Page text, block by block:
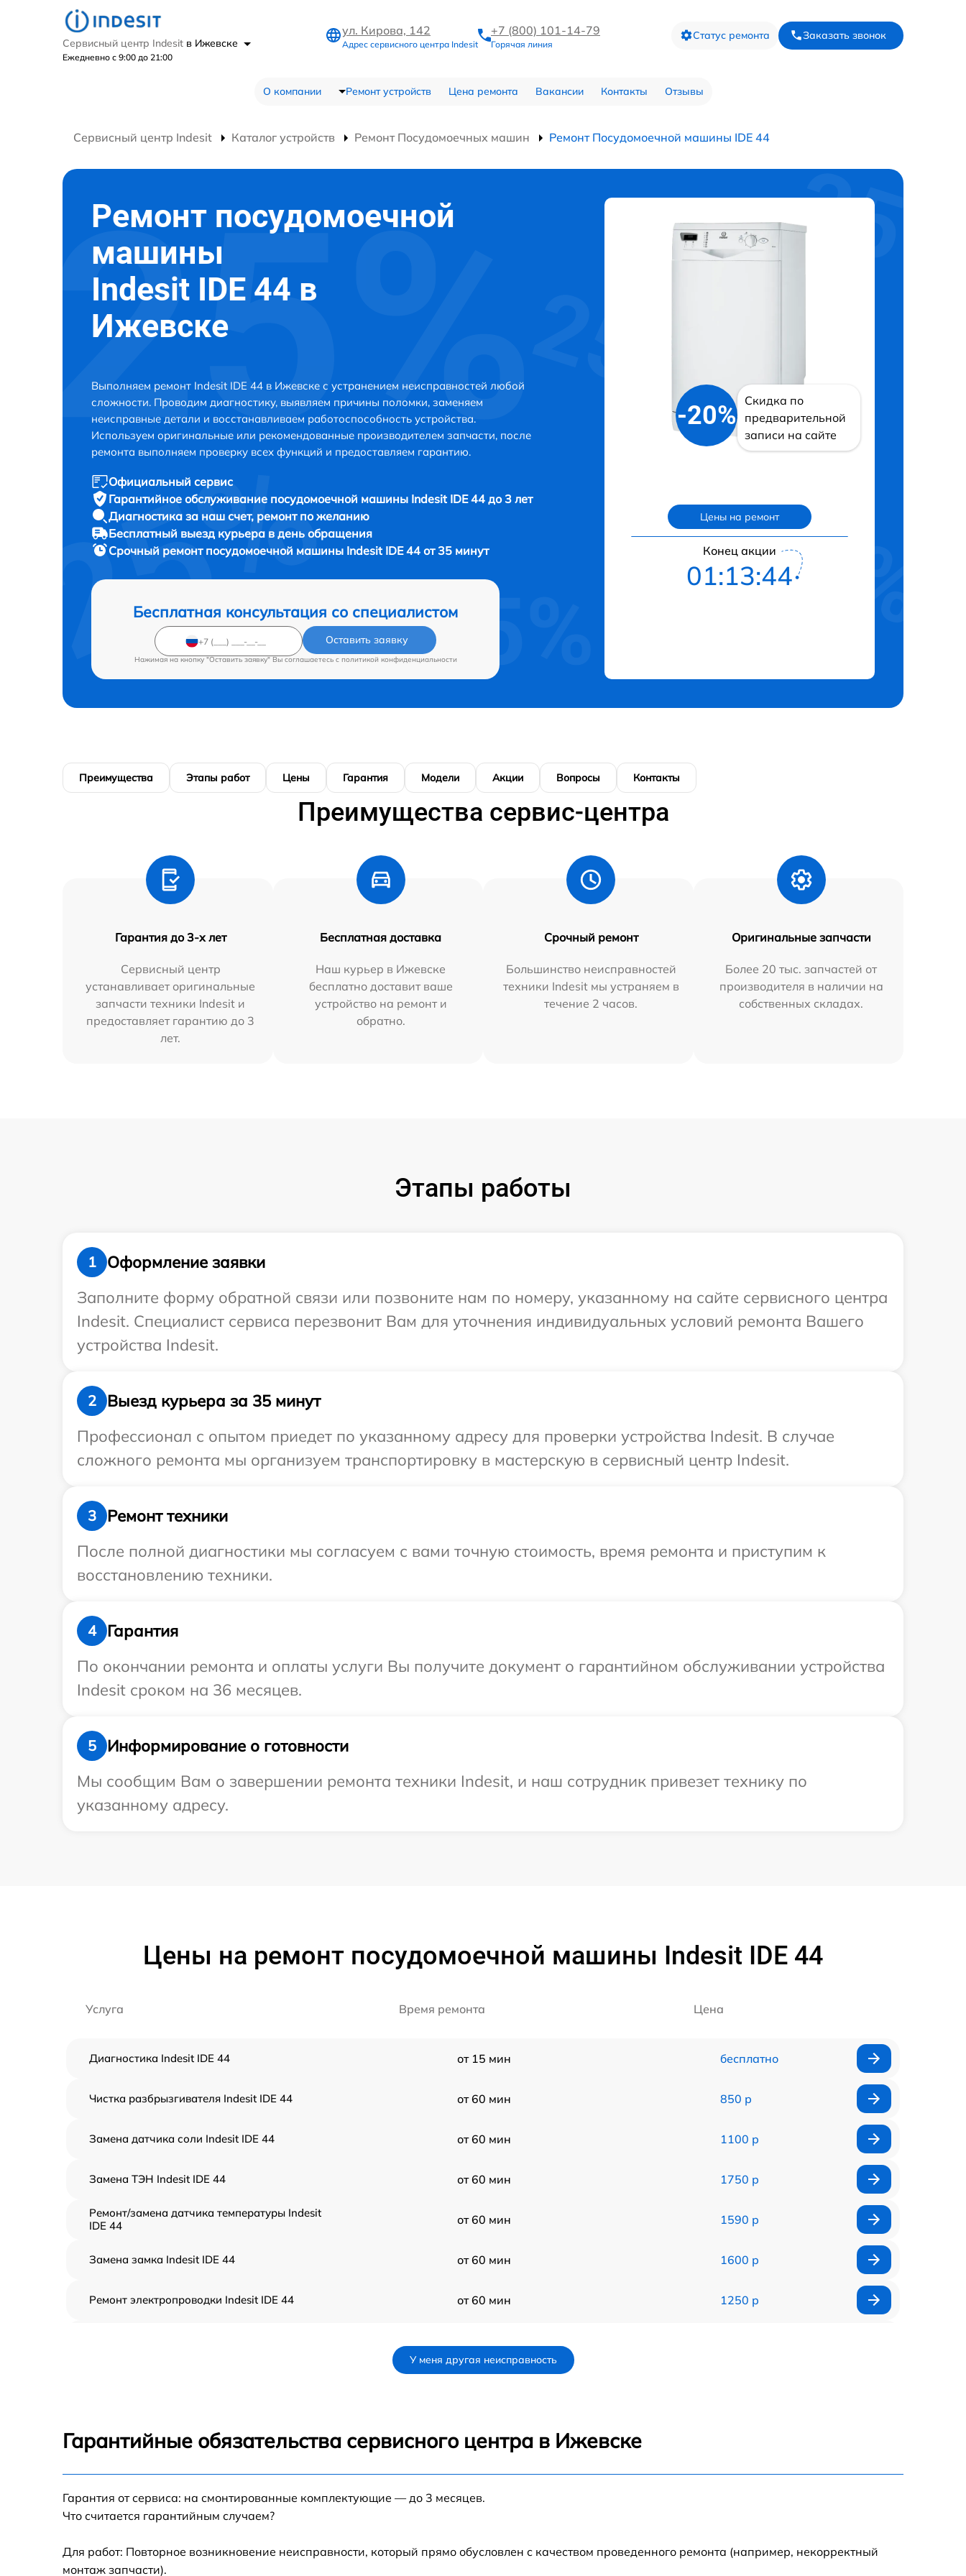
Сервисный центр Indesit в Ижевске
Ежедневно с 9:00 до 21:00
ул. Кирова, 142
Адрес сервисного центра Indesit
+7 (800) 101-14-79
Горячая линия
Статус ремонта Заказать звонок
О компании Ремонт устройств Цена ремонта Вакансии Контакты Отзывы
Сервисный центр Indesit Каталог устройств Ремонт Посудомоечных машин Ремонт Посудомоечной машины IDE 44
Ремонт посудомоечной
машины
Indesit IDE 44 в
Ижевске
Выполняем ремонт Indesit IDE 44 в Ижевске с устранением неисправностей любой
сложности. Проводим диагностику, выявляем причины поломки, заменяем
неисправные детали и восстанавливаем работоспособность устройства.
Используем оригинальные или рекомендованные производителем запчасти, после
ремонта выполняем проверку всех функций и предоставляем гарантию.
Официальный сервис
Гарантийное обслуживание посудомоечной машины Indesit IDE 44 до 3 лет
Диагностика за наш счет, ремонт по желанию
Бесплатный выезд курьера в день обращения
Срочный ремонт посудомоечной машины Indesit IDE 44 от 35 минут
Бесплатная консультация со специалистом
Оставить заявку
Нажимая на кнопку "Оставить заявку" Вы соглашаетесь c политикой конфиденциальности
-20%
Скидка по
предварительной
записи на сайте
Цены на ремонт
Конец акции
01:13:43
Преимущества Этапы работ Цены Гарантия Модели Акции Вопросы Контакты
Преимущества сервис-центра
Гарантия до 3-х лет
Сервисный центр
устанавливает оригинальные
запчасти техники Indesit и
предоставляет гарантию до 3
лет.
Бесплатная доставка
Наш курьер в Ижевске
бесплатно доставит ваше
устройство на ремонт и
обратно.
Срочный ремонт
Большинство неисправностей
техники Indesit мы устраняем в
течение 2 часов.
Оригинальные запчасти
Более 20 тыс. запчастей от
производителя в наличии на
собственных складах.
Этапы работы
1
Оформление заявки
Заполните форму обратной связи или позвоните нам по номеру, указанному на сайте сервисного центра
Indesit. Специалист сервиса перезвонит Вам для уточнения индивидуальных условий ремонта Вашего
устройства Indesit.
2
Выезд курьера за 35 минут
Профессионал с опытом приедет по указанному адресу для проверки устройства Indesit. В случае
сложного ремонта мы организуем транспортировку в мастерскую в сервисный центр Indesit.
3
Ремонт техники
После полной диагностики мы согласуем с вами точную стоимость, время ремонта и приступим к
восстановлению техники.
4
Гарантия
По окончании ремонта и оплаты услуги Вы получите документ о гарантийном обслуживании устройства
Indesit сроком на 36 месяцев.
5
Информирование о готовности
Мы сообщим Вам о завершении ремонта техники Indesit, и наш сотрудник привезет технику по
указанному адресу.
Цены на ремонт посудомоечной машины Indesit IDE 44
Услуга Время ремонта Цена
Диагностика Indesit IDE 44 от 15 мин бесплатно
Чистка разбрызгивателя Indesit IDE 44 от 60 мин 850 р
Замена датчика соли Indesit IDE 44 от 60 мин 1100 р
Замена ТЭН Indesit IDE 44 от 60 мин 1750 р
Ремонт/замена датчика температуры Indesit
IDE 44
от 60 мин 1590 р
Замена замка Indesit IDE 44 от 60 мин 1600 р
Ремонт электропроводки Indesit IDE 44 от 60 мин 1250 р
Замена панели управления Indesit IDE 44 от 60 мин
У меня другая неисправность
Гарантийные обязательства сервисного центра в Ижевске
Гарантия от сервиса: на смонтированные комплектующие — до 3 месяцев.
Что считается гарантийным случаем?
Для работ: Повторное возникновение неисправности, который прямо обусловлен с качеством проведенного ремонта (например, некорректный
монтаж запчасти).